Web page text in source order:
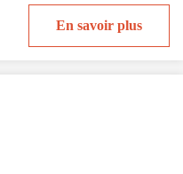
En savoir plus